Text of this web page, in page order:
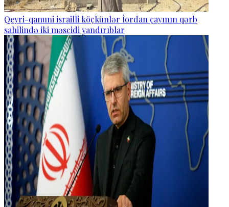
Qeyri-qanuni israilli köçkünlər İordan çayının qərb
sahilində iki məscidi yandırıblar